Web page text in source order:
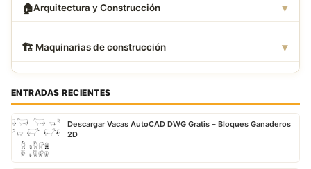
🏠Arquitectura y Construcción ▾
🏗 ️ Maquinarias de construcción ▾
ENTRADAS RECIENTES
Descargar Vacas AutoCAD DWG Gratis – Bloques Ganaderos
2D